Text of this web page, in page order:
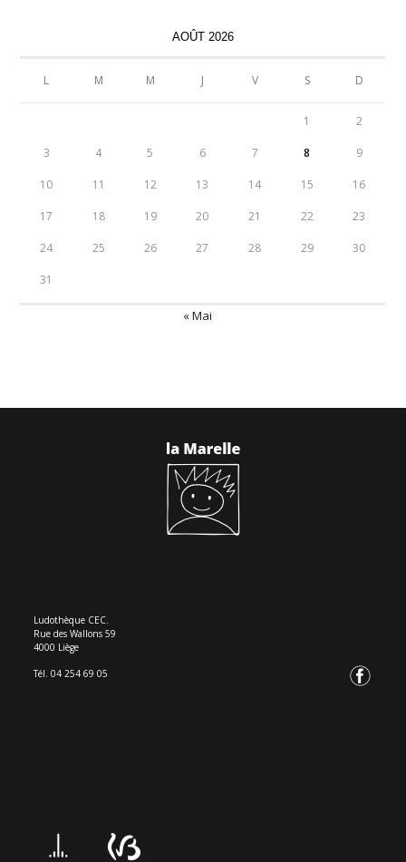
AOÛT 2026
L M M J V S D
1 2
3 4 5 6 7 8 9
10 11 12 13 14 15 16
17 18 19 20 21 22 23
24 25 26 27 28 29 30
31
« Mai
Ludothèque CEC.
Rue des Wallons 59
4000 Liège
Tél. 04 254 69 05